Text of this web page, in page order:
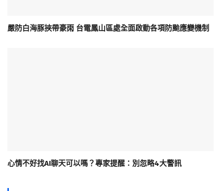
嚴防白海豚挾帶豪雨 台電鳳山區處全面啟動各項防颱應變機制
心情不好找AI聊天可以嗎？專家提醒：別忽略4大警訊